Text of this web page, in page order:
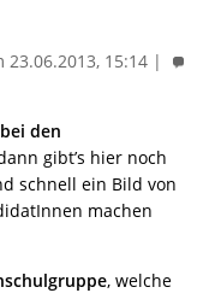
23.06.2013, 15:14 |
den
gibt’s hier noch
schnell ein Bild von
machen
, welche